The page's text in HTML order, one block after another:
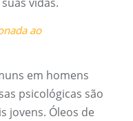
ao
em homens
psicológicas são
jovens. Óleos de